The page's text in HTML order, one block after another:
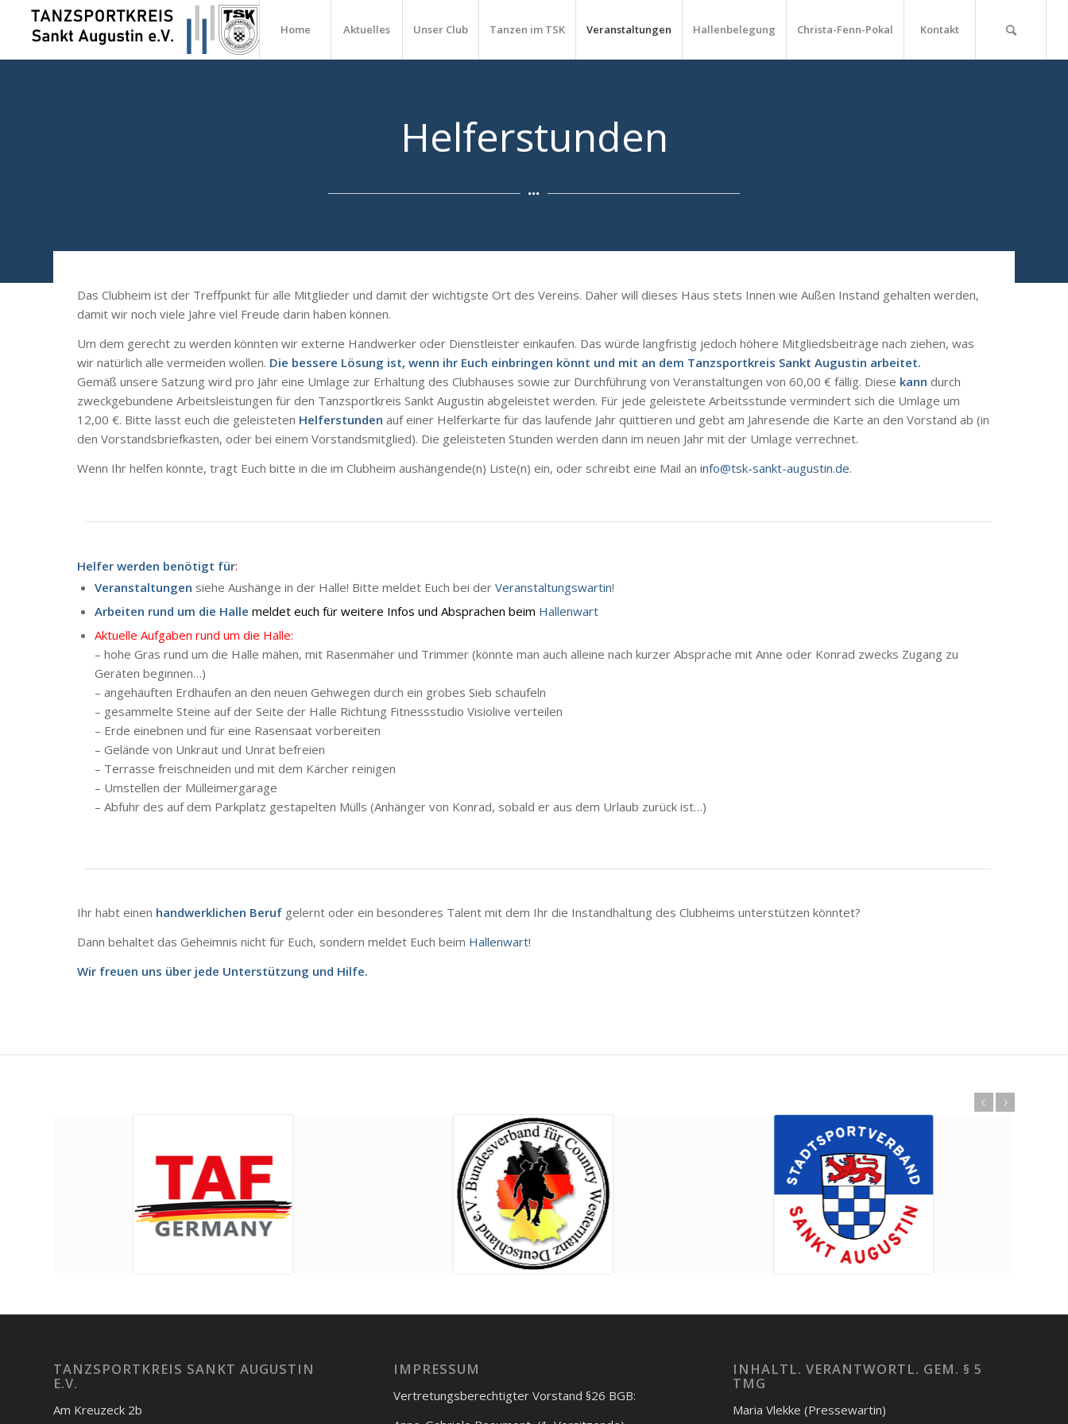
Home Aktuelles Unser Club Tanzen im TSK Veranstaltungen Hallenbelegung Christa-Fenn-Pokal Kontakt
Helferstunden
Das Clubheim ist der Treffpunkt für alle Mitglieder und damit der wichtigste Ort des Vereins. Daher will dieses Haus stets Innen wie Außen Instand gehalten werden,
damit wir noch viele Jahre viel Freude darin haben können.
Um dem gerecht zu werden könnten wir externe Handwerker oder Dienstleister einkaufen. Das würde langfristig jedoch höhere Mitgliedsbeiträge nach ziehen, was
wir natürlich alle vermeiden wollen. Die bessere Lösung ist, wenn ihr Euch einbringen könnt und mit an dem Tanzsportkreis Sankt Augustin arbeitet.
Gemäß unsere Satzung wird pro Jahr eine Umlage zur Erhaltung des Clubhauses sowie zur Durchführung von Veranstaltungen von 60,00 € fällig. Diese kann durch
zweckgebundene Arbeitsleistungen für den Tanzsportkreis Sankt Augustin abgeleistet werden. Für jede geleistete Arbeitsstunde vermindert sich die Umlage um
12,00 €. Bitte lasst euch die geleisteten Helferstunden auf einer Helferkarte für das laufende Jahr quittieren und gebt am Jahresende die Karte an den Vorstand ab (in
den Vorstandsbriefkasten, oder bei einem Vorstandsmitglied). Die geleisteten Stunden werden dann im neuen Jahr mit der Umlage verrechnet.
Wenn Ihr helfen könnte, tragt Euch bitte in die im Clubheim aushängende(n) Liste(n) ein, oder schreibt eine Mail an info@tsk-sankt-augustin.de.
Helfer werden benötigt für:
Veranstaltungen siehe Aushänge in der Halle! Bitte meldet Euch bei der Veranstaltungswartin!
Arbeiten rund um die Halle meldet euch für weitere Infos und Absprachen beim Hallenwart
Aktuelle Aufgaben rund um die Halle:
– hohe Gras rund um die Halle mähen, mit Rasenmäher und Trimmer (könnte man auch alleine nach kurzer Absprache mit Anne oder Konrad zwecks Zugang zu
Geräten beginnen…)
– angehäuften Erdhaufen an den neuen Gehwegen durch ein grobes Sieb schaufeln
– gesammelte Steine auf der Seite der Halle Richtung Fitnessstudio Visiolive verteilen
– Erde einebnen und für eine Rasensaat vorbereiten
– Gelände von Unkraut und Unrat befreien
– Terrasse freischneiden und mit dem Kärcher reinigen
– Umstellen der Mülleimergarage
– Abfuhr des auf dem Parkplatz gestapelten Mülls (Anhänger von Konrad, sobald er aus dem Urlaub zurück ist…)
Ihr habt einen handwerklichen Beruf gelernt oder ein besonderes Talent mit dem Ihr die Instandhaltung des Clubheims unterstützen könntet?
Dann behaltet das Geheimnis nicht für Euch, sondern meldet Euch beim Hallenwart!
Wir freuen uns über jede Unterstützung und Hilfe.
TANZSPORTKREIS SANKT AUGUSTIN
E.V.
Am Kreuzeck 2b
IMPRESSUM
Vertretungsberechtigter Vorstand §26 BGB:
INHALTL. VERANTWORTL. GEM. § 5
TMG
Maria Vlekke (Pressewartin)